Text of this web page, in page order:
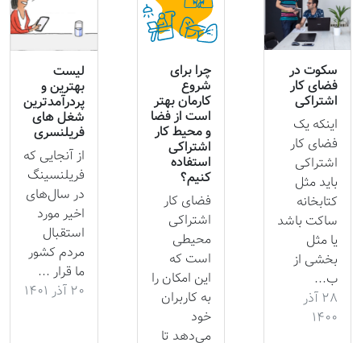
سکوت در
فضای کار
اشتراکی
اینکه یک
فضای کار
اشتراکی
باید مثل
کتابخانه
ساکت باشد
یا مثل
بخشی از
ب...
۲۸ آذر
۱۴۰۰
چرا برای
شروع
کارمان بهتر
است از فضا
و محیط کار
اشتراکی
استفاده
کنیم؟
فضای کار
اشتراکی
محیطی
است که
این امکان را
به کاربران
خود
می‌دهد تا
لیست
بهترین و
پردرآمدترین
شغل های
فریلنسری
از آنجایی که
فریلنسینگ
در سال‌های
اخیر مورد
استقبال
مردم کشور
ما قرار ...
۲۰ آذر ۱۴۰۱